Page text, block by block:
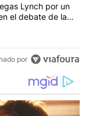
impugnó a
Lynch por un
el debate de la
por